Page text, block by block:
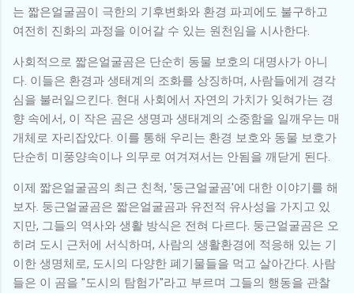
는 짧은얼굴곰이 극한의 기후변화와 환경 파괴에도 불구하고
여전히 진화의 과정을 이어갈 수 있는 원천임을 시사한다.
사회적으로 짧은얼굴곰은 단순히 동물 보호의 대명사가 아니
다. 이들은 환경과 생태계의 조화를 상징하며, 사람들에게 경각
심을 불러일으킨다. 현대 사회에서 자연의 가치가 잊혀가는 경
향 속에서, 이 작은 곰은 생명과 생태계의 소중함을 일깨우는 매
개체로 자리잡았다. 이를 통해 우리는 환경 보호와 동물 보호가
단순히 미풍양속이나 의무로 여겨져서는 안됨을 깨닫게 된다.
이제 짧은얼굴곰의 최근 친척, '둥근얼굴곰'에 대한 이야기를 해
보자. 둥근얼굴곰은 짧은얼굴곰과 유전적 유사성을 가지고 있
지만, 그들의 역사와 생활 방식은 전혀 다르다. 둥근얼굴곰은 오
히려 도시 근처에 서식하며, 사람의 생활환경에 적응해 있는 기
이한 생명체로, 도시의 다양한 폐기물들을 먹고 살아간다. 사람
들은 이 곰을 "도시의 탐험가"라고 부르며 그들의 행동을 관찰